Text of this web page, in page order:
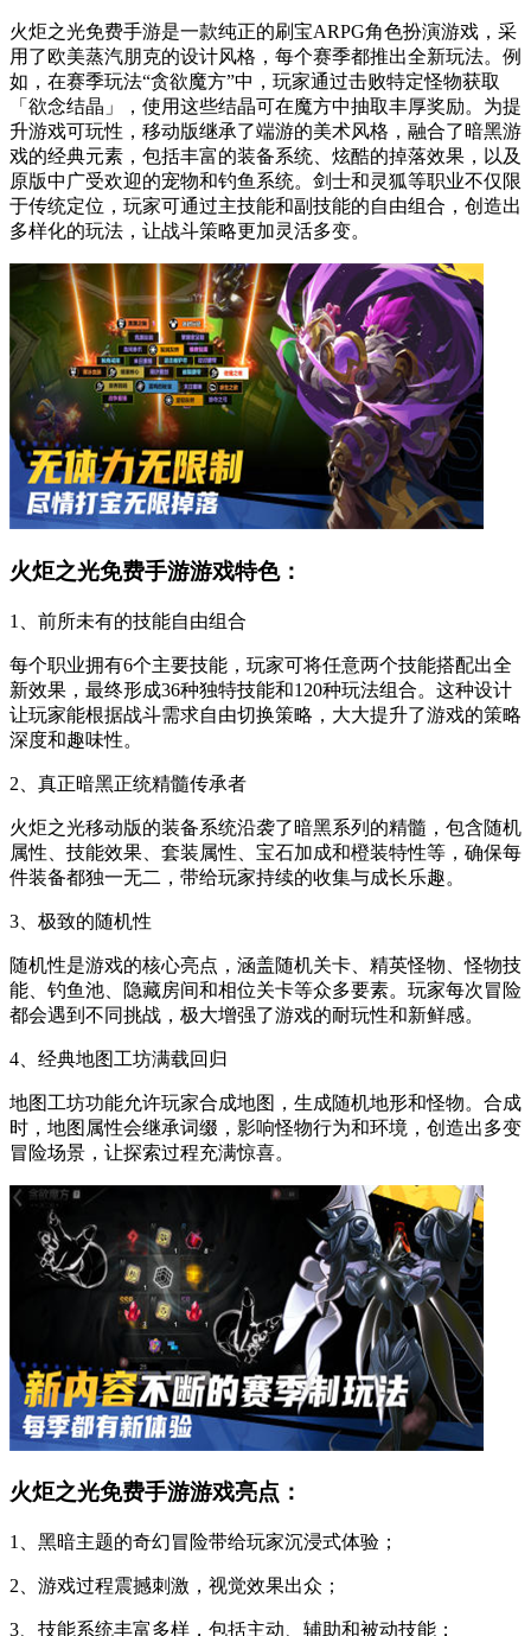
火炬之光免费手游是一款纯正的刷宝ARPG角色扮演游戏，采
用了欧美蒸汽朋克的设计风格，每个赛季都推出全新玩法。例
如，在赛季玩法“贪欲魔方”中，玩家通过击败特定怪物获取
「欲念结晶」，使用这些结晶可在魔方中抽取丰厚奖励。为提
升游戏可玩性，移动版继承了端游的美术风格，融合了暗黑游
戏的经典元素，包括丰富的装备系统、炫酷的掉落效果，以及
原版中广受欢迎的宠物和钓鱼系统。剑士和灵狐等职业不仅限
于传统定位，玩家可通过主技能和副技能的自由组合，创造出
多样化的玩法，让战斗策略更加灵活多变。
火炬之光免费手游游戏特色：
1、前所未有的技能自由组合
每个职业拥有6个主要技能，玩家可将任意两个技能搭配出全
新效果，最终形成36种独特技能和120种玩法组合。这种设计
让玩家能根据战斗需求自由切换策略，大大提升了游戏的策略
深度和趣味性。
2、真正暗黑正统精髓传承者
火炬之光移动版的装备系统沿袭了暗黑系列的精髓，包含随机
属性、技能效果、套装属性、宝石加成和橙装特性等，确保每
件装备都独一无二，带给玩家持续的收集与成长乐趣。
3、极致的随机性
随机性是游戏的核心亮点，涵盖随机关卡、精英怪物、怪物技
能、钓鱼池、隐藏房间和相位关卡等众多要素。玩家每次冒险
都会遇到不同挑战，极大增强了游戏的耐玩性和新鲜感。
4、经典地图工坊满载回归
地图工坊功能允许玩家合成地图，生成随机地形和怪物。合成
时，地图属性会继承词缀，影响怪物行为和环境，创造出多变
冒险场景，让探索过程充满惊喜。
火炬之光免费手游游戏亮点：
1、黑暗主题的奇幻冒险带给玩家沉浸式体验；
2、游戏过程震撼刺激，视觉效果出众；
3、技能系统丰富多样，包括主动、辅助和被动技能；